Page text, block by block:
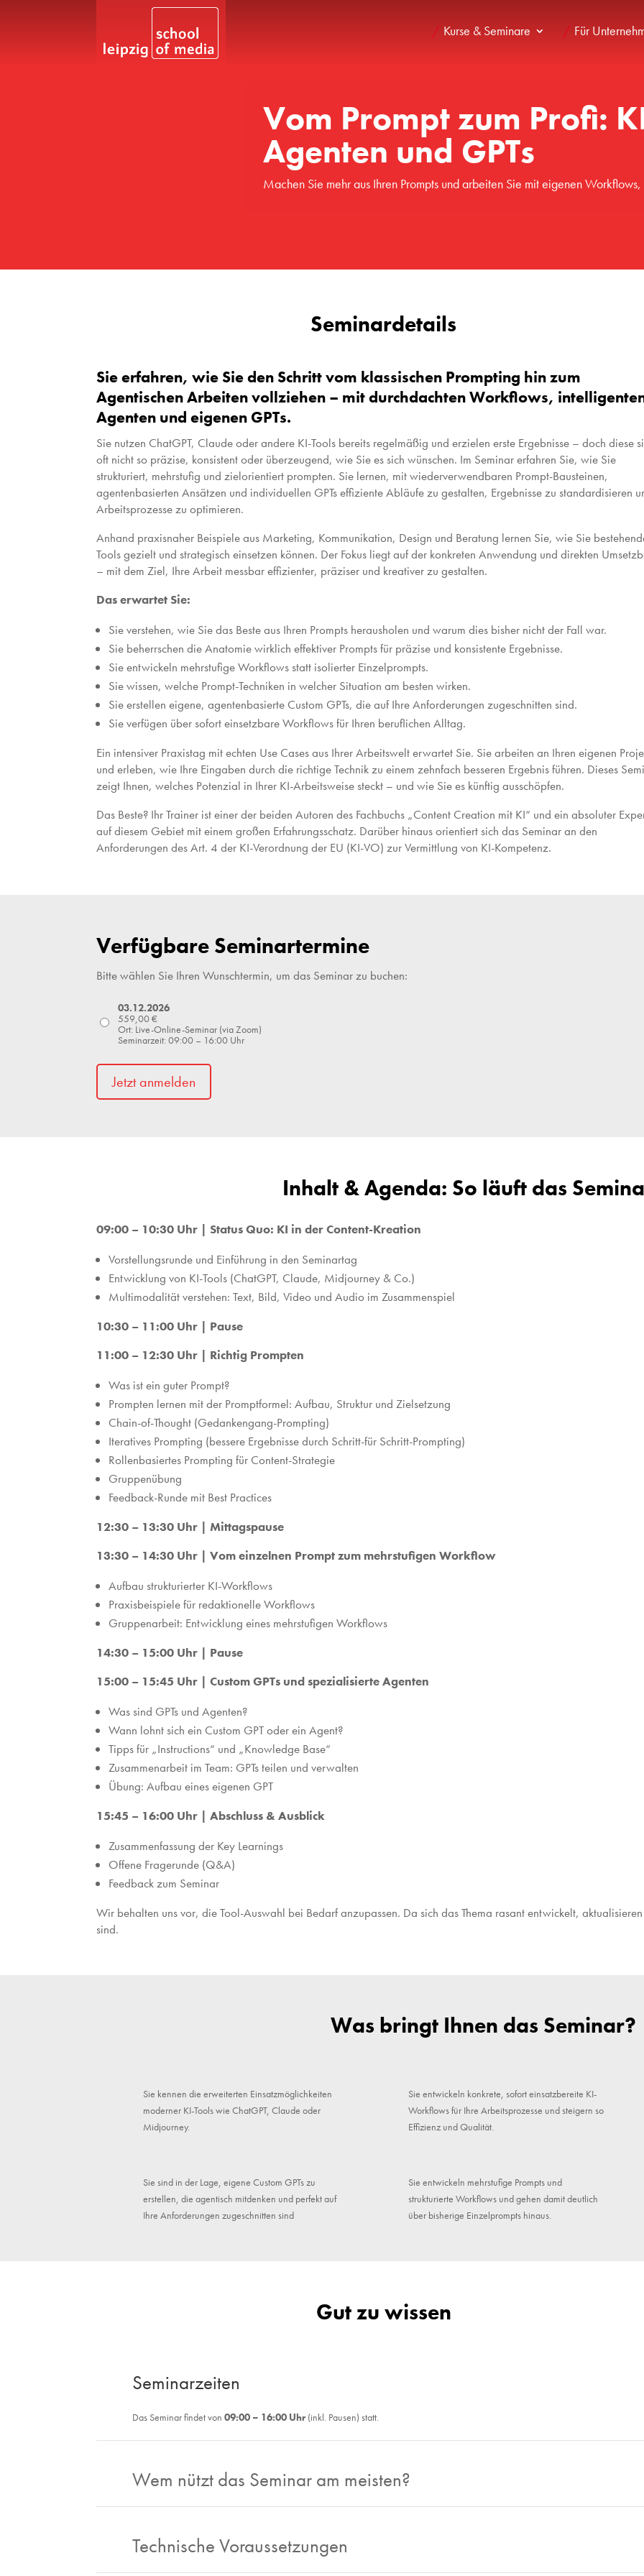
Kurse & Seminare Für
Vom Prompt zum Profi:
Agenten und GPTs
Machen Sie mehr aus Ihren Prompts und arbeiten Sie mit eigenen
Seminardetails
Sie erfahren, wie Sie den Schritt vom klassischen Prompting hin zum
Agentischen Arbeiten vollziehen – mit durchdachten Workflows,
Agenten und eigenen GPTs.
Sie nutzen ChatGPT, Claude oder andere KI-Tools bereits regelmäßig und erzielen erste Ergebnisse – doch diese
oft nicht so präzise, konsistent oder überzeugend, wie Sie es sich wünschen. Im Seminar erfahren Sie, wie Sie
strukturiert, mehrstufig und zielorientiert prompten. Sie lernen, mit wiederverwendbaren Prompt-Bausteinen,
agentenbasierten Ansätzen und individuellen GPTs effiziente Abläufe zu gestalten, Ergebnisse zu standardisieren
Arbeitsprozesse zu optimieren.
Anhand praxisnaher Beispiele aus Marketing, Kommunikation, Design und Beratung lernen Sie, wie Sie
Tools gezielt und strategisch einsetzen können. Der Fokus liegt auf der konkreten Anwendung und direkten
– mit dem Ziel, Ihre Arbeit messbar effizienter, präziser und kreativer zu gestalten.
Das erwartet Sie:
Sie verstehen, wie Sie das Beste aus Ihren Prompts herausholen und warum dies bisher nicht der Fall war.
Sie beherrschen die Anatomie wirklich effektiver Prompts für präzise und konsistente Ergebnisse.
Sie entwickeln mehrstufige Workflows statt isolierter Einzelprompts.
Sie wissen, welche Prompt-Techniken in welcher Situation am besten wirken.
Sie erstellen eigene, agentenbasierte Custom GPTs, die auf Ihre Anforderungen zugeschnitten sind.
Sie verfügen über sofort einsetzbare Workflows für Ihren beruflichen Alltag.
Ein intensiver Praxistag mit echten Use Cases aus Ihrer Arbeitswelt erwartet Sie. Sie arbeiten an Ihren eigenen
und erleben, wie Ihre Eingaben durch die richtige Technik zu einem zehnfach besseren Ergebnis führen. Dieses
zeigt Ihnen, welches Potenzial in Ihrer KI-Arbeitsweise steckt – und wie Sie es künftig ausschöpfen.
Das Beste? Ihr Trainer ist einer der beiden Autoren des Fachbuchs „Content Creation mit KI“ und ein absoluter
auf diesem Gebiet mit einem großen Erfahrungsschatz. Darüber hinaus orientiert sich das Seminar an den
Anforderungen des Art. 4 der KI-Verordnung der EU (KI-VO) zur Vermittlung von KI-Kompetenz.
Verfügbare Seminartermine
Bitte wählen Sie Ihren Wunschtermin, um das Seminar zu buchen:
03.12.2026
559,00€
Ort: Live-Online-Seminar (via Zoom)
Seminarzeit: 09:00 – 16:00 Uhr
Jetzt anmelden
Inhalt & Agenda: So läuft das
09:00 – 10:30 Uhr | Status Quo: KI in der Content-Kreation
Vorstellungsrunde und Einführung in den Seminartag
Entwicklung von KI-Tools (ChatGPT, Claude, Midjourney & Co.)
Multimodalität verstehen: Text, Bild, Video und Audio im Zusammenspiel
10:30 – 11:00 Uhr | Pause
11:00 – 12:30 Uhr | Richtig Prompten
Was ist ein guter Prompt?
Prompten lernen mit der Promptformel: Aufbau, Struktur und Zielsetzung
Chain-of-Thought (Gedankengang-Prompting)
Iteratives Prompting (bessere Ergebnisse durch Schritt-für Schritt-Prompting)
Rollenbasiertes Prompting für Content-Strategie
Gruppenübung
Feedback-Runde mit Best Practices
12:30 – 13:30 Uhr | Mittagspause
13:30 – 14:30 Uhr | Vom einzelnen Prompt zum mehrstufigen Workflow
Aufbau strukturierter KI-Workflows
Praxisbeispiele für redaktionelle Workflows
Gruppenarbeit: Entwicklung eines mehrstufigen Workflows
14:30 – 15:00 Uhr | Pause
15:00 – 15:45 Uhr | Custom GPTs und spezialisierte Agenten
Was sind GPTs und Agenten?
Wann lohnt sich ein Custom GPT oder ein Agent?
Tipps für „Instructions“ und „Knowledge Base“
Zusammenarbeit im Team: GPTs teilen und verwalten
Übung: Aufbau eines eigenen GPT
15:45 – 16:00 Uhr | Abschluss & Ausblick
Zusammenfassung der Key Learnings
Offene Fragerunde (Q&A)
Feedback zum Seminar
Wir behalten uns vor, die Tool-Auswahl bei Bedarf anzupassen. Da sich das Thema rasant entwickelt,
sind.
Was bringt Ihnen das Seminar?
Sie kennen die erweiterten Einsatzmöglichkeiten
moderner KI-Tools wie ChatGPT, Claude oder
Midjourney.
Sie entwickeln konkrete, sofort einsatzbereite KI-
Workflows für Ihre Arbeitsprozesse und steigern so
Effizienz und Qualität.
Sie sind in der Lage, eigene Custom GPTs zu
erstellen, die agentisch mitdenken und perfekt auf
Ihre Anforderungen zugeschnitten sind
Sie entwickeln mehrstufige Prompts und
strukturierte Workflows und gehen damit deutlich
über bisherige Einzelprompts hinaus.
Gut zu wissen
Seminarzeiten
Das Seminar findet von09:00 – 16:00 Uhr(inkl. Pausen) statt.
Wem nützt das Seminar am meisten?
Technische Voraussetzungen